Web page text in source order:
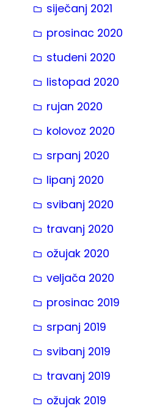
siječanj 2021
prosinac 2020
studeni 2020
listopad 2020
rujan 2020
kolovoz 2020
srpanj 2020
lipanj 2020
svibanj 2020
travanj 2020
ožujak 2020
veljača 2020
prosinac 2019
srpanj 2019
svibanj 2019
travanj 2019
ožujak 2019